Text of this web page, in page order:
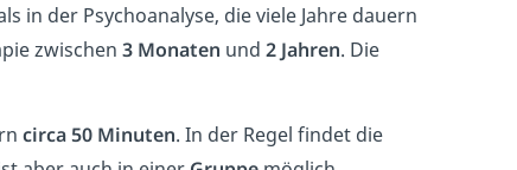
in der Psychoanalyse, die viele Jahre dauern
zwischen 3 Monaten und 2 Jahren. Die
circa 50 Minuten. In der Regel findet die